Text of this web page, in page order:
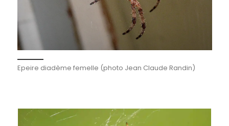
Epeire diadème femelle (photo Jean Claude Randin)